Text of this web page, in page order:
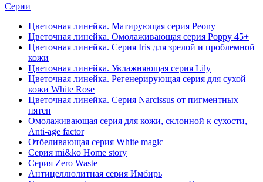
Серии
Цветочная линейка. Матирующая серия Peony
Цветочная линейка. Омолаживающая серия Poppy 45+
Цветочная линейка. Серия Iris для зрелой и проблемной
кожи
Цветочная линейка. Увлажняющая серия Lily
Цветочная линейка. Регенерирующая серия для сухой
кожи White Rose
Цветочная линейка. Серия Narcissus от пигментных
пятен
Омолаживающая серия для кожи, склонной к сухости,
Anti-age factor
Отбеливающая серия White magic
Серия mi&ko Home story
Серия Zero Waste
Антицеллюлитная серия Имбирь